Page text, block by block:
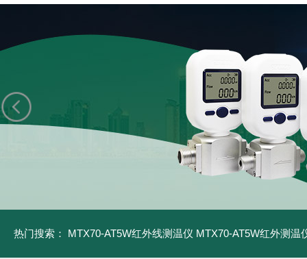
热门搜索： MTX70-AT5W红外线测温仪 MTX70-AT5W红外测温